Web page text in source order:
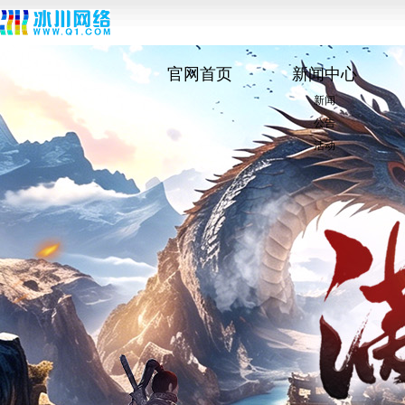
官网首页 新闻中心
新闻
公告
活动